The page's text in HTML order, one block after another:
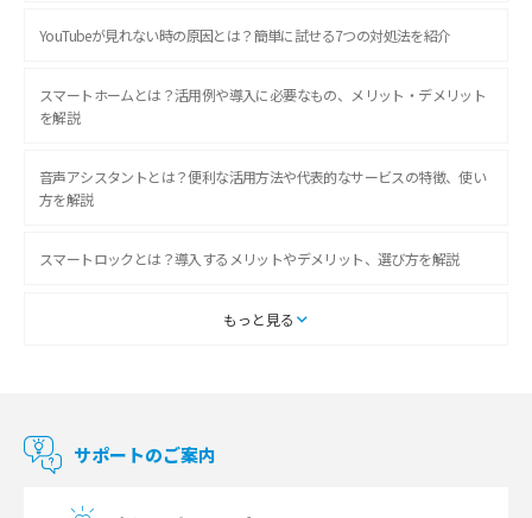
YouTubeが見れない時の原因とは？簡単に試せる7つの対処法を紹介
スマートホームとは？活用例や導入に必要なもの、メリット・デメリット
を解説
音声アシスタントとは？便利な活用方法や代表的なサービスの特徴、使い
方を解説
スマートロックとは？導入するメリットやデメリット、選び方を解説
スマートテレビとは？特徴や選び方、使い方をわかりやすく解説
マンションで使えるWi-Fiは？種類ごとの特徴や選び方を紹介
もっと見る
サポートのご案内